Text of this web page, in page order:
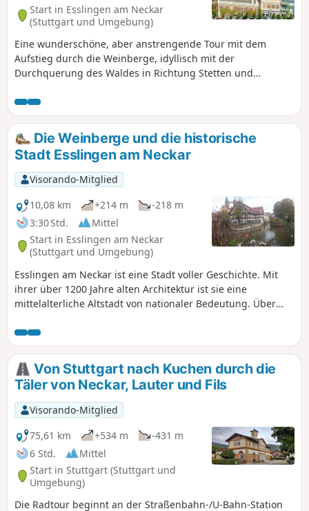
Start in Esslingen am Neckar
(Stuttgart und Umgebung)
Eine wunderschöne, aber anstrengende Tour mit dem
Aufstieg durch die Weinberge, idyllisch mit der
Durchquerung des Waldes in Richtung Stetten und
Esslingen. Genießen Sie die malerischen Landschaften am
Ufer des Neckars und das vielfältige kulturelle Angebot.
Nutzung der App erforderlich.
Die Weinberge und die historische
Stadt Esslingen am Neckar
Visorando-Mitglied
10,08 km
+214 m
-218 m
3:30 Std.
Mittel
Start in Esslingen am Neckar
(Stuttgart und Umgebung)
Esslingen am Neckar ist eine Stadt voller Geschichte. Mit
ihrer über 1200 Jahre alten Architektur ist sie eine
mittelalterliche Altstadt von nationaler Bedeutung. Über
sind hier auf engstem Raum vereint, umgeben von
Weinbergen, darunter der älteste Sekthersteller
Deutschlands. Nutzung der Anwendung erforderlich.
Von Stuttgart nach Kuchen durch die
Täler von Neckar, Lauter und Fils
Visorando-Mitglied
75,61 km
+534 m
-431 m
6 Std.
Mittel
Start in Stuttgart (Stuttgart und
Umgebung)
Die Radtour beginnt an der Straßenbahn-/U-Bahn-Station